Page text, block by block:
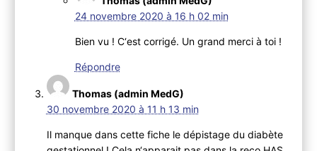
24 novembre 2020 à 16 h 02 min
Bien vu ! C‘est corrigé. Un grand merci à toi !
Répondre
Thomas (admin MedG)
30 novembre 2020 à 11 h 13 min
Il manque dans cette fiche le dépistage du diabète